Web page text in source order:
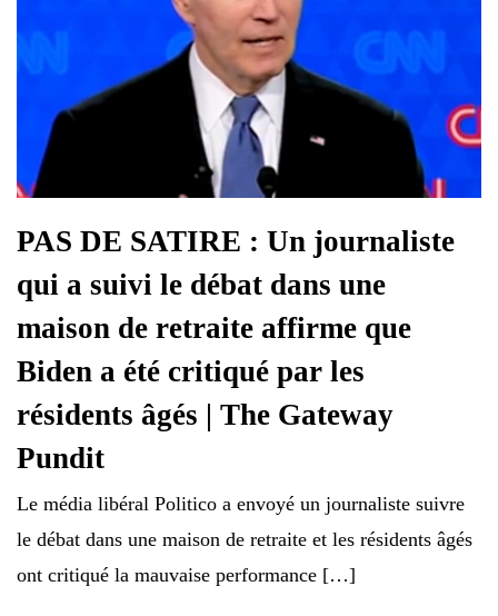
PAS DE SATIRE : Un journaliste
qui a suivi le débat dans une
maison de retraite affirme que
Biden a été critiqué par les
résidents âgés | The Gateway
Pundit
Le média libéral Politico a envoyé un journaliste suivre
le débat dans une maison de retraite et les résidents âgés
ont critiqué la mauvaise performance […]